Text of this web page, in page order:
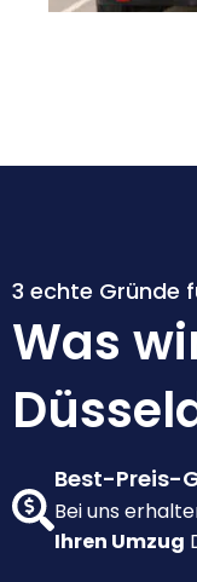
3 echte Gründe
Was
Best-Preis-
Bei uns
Ihren Umzug